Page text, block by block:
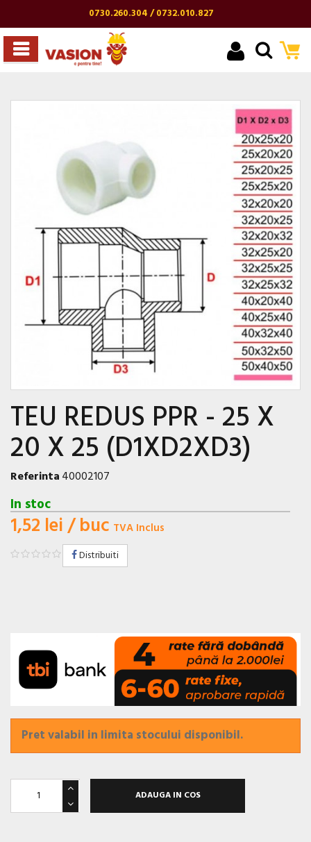
0730.260.304 / 0732.010.827
TEU REDUS PPR - 25 X
20 X 25 (D1XD2XD3)
Referinta40002107
In stoc
1,52 lei/ buc TVA Inclus
Distribuiti
Pret valabil in limita stocului disponibil.
ADAUGA IN COS